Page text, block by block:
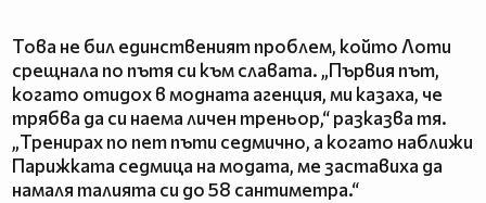
Това не бил единственият проблем, който Лоти
срещнала по пътя си към славата. „Първия път,
когато отидох в модната агенция, ми казаха, че
трябва да си наема личен треньор,“ разказва тя.
„Тренирах по пет пъти седмично, а когато наближи
Парижката седмица на модата, ме заставиха да
намаля талията си до 58 сантиметра.“